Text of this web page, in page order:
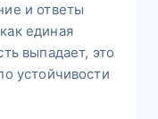
и ответы
единая
выпадает, это
устойчивости